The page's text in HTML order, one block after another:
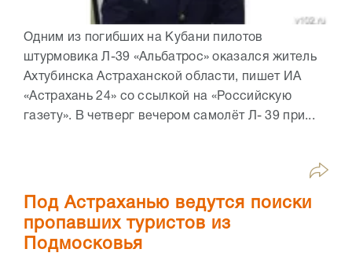
Одним из погибших на Кубани пилотов
штурмовика Л-39 «Альбатрос» оказался житель
Ахтубинска Астраханской области, пишет ИА
«Астрахань 24» со ссылкой на «Российскую
газету». В четверг вечером самолёт Л- 39 при...
Под Астраханью ведутся поиски
пропавших туристов из
Подмосковья